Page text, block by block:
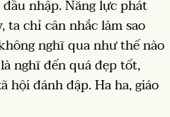
nhập. Năng lực phát
ta chỉ cân nhắc làm sao
nghĩ qua như thế nào
nghĩ đến quá đẹp tốt,
hội đánh đập. Ha ha, giáo